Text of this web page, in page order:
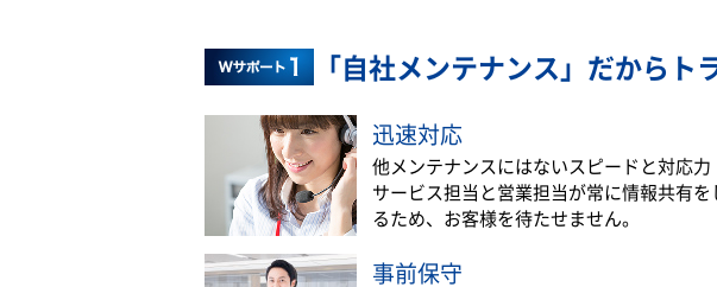
「自社メンテナンス」だから ト
迅速対応
他メンテナンスにはないスピードと対応力
サービス担当と営業担当が常に情報共有を
るため、お客様を待たせません。
事前保守